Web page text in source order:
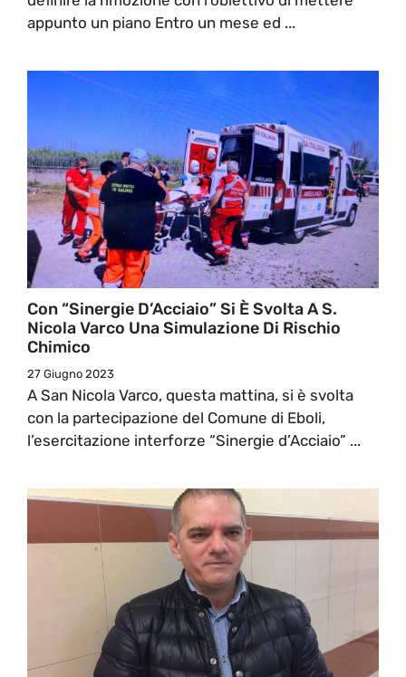
appunto un piano Entro un mese ed ...
Con “Sinergie D’Acciaio” Si È Svolta A S.
Nicola Varco Una Simulazione Di Rischio
Chimico
27 Giugno 2023
A San Nicola Varco, questa mattina, si è svolta
con la partecipazione del Comune di Eboli,
l’esercitazione interforze “Sinergie d’Acciaio” ...